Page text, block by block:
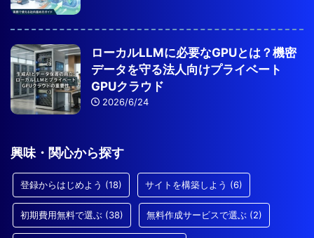
ローカルLLMに必要なGPUとは？機密
データを守る法人向けプライベート
GPUクラウド
2026/6/24
興味・関心から探す
登録からはじめよう (18) サイトを構築しよう (6)
初期費用無料で選ぶ (38) 無料作成サービスで選ぶ (2)